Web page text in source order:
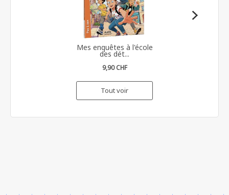
Mes enquêtes à l'école
des dét...
9,90 CHF
Tout voir